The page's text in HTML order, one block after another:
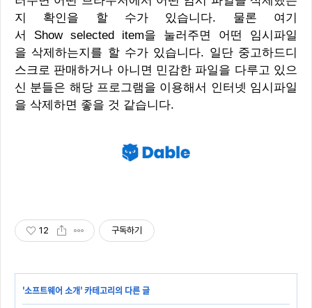
지 확인을 할 수가 있습니다. 물론 여기
서 Show selected item을 눌러주면 어떤 임시파일
을 삭제하는지를 할 수가 있습니다. 일단 중고하드디
스크로 판매하거나 아니면 민감한 파일을 다루고 있으
신 분들은 해당 프로그램을 이용해서 인터넷 임시파일
을 삭제하면 좋을 것 같습니다.
12 구독하기
'소프트웨어 소개' 카테고리의 다른 글